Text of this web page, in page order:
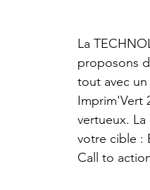
La
proposons
tout avec
Imprim'Vert
vertueux.
votre cible :
Call to